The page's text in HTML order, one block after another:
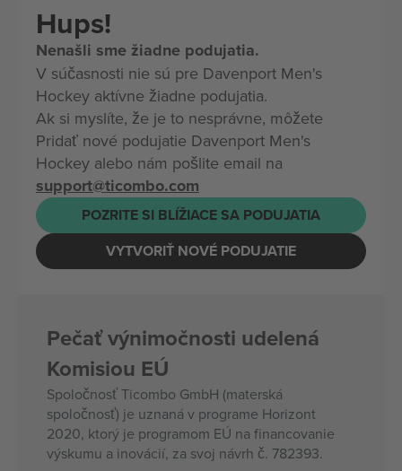
Hups!
Nenašli sme žiadne podujatia.
V súčasnosti nie sú pre Davenport Men's
Hockey aktívne žiadne podujatia.
Ak si myslíte, že je to nesprávne, môžete
Pridať nové podujatie Davenport Men's
Hockey alebo nám pošlite email na
support@ticombo.com
POZRITE SI BLÍŽIACE SA PODUJATIA
VYTVORIŤ NOVÉ PODUJATIE
Pečať výnimočnosti udelená
Komisiou EÚ
Spoločnosť Ticombo GmbH (materská
spoločnosť) je uznaná v programe Horizont
2020, ktorý je programom EÚ na financovanie
výskumu a inovácií, za svoj návrh č. 782393.